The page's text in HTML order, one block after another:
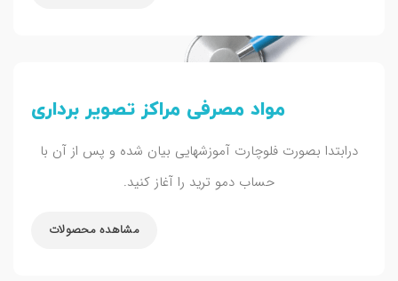
مواد مصرفی مراکز تصویر برداری
درابتدا بصورت فلوچارت آموزشهایی بیان شده و پس از آن با
حساب دمو ترید را آغاز کنید.
مشاهده محصولات